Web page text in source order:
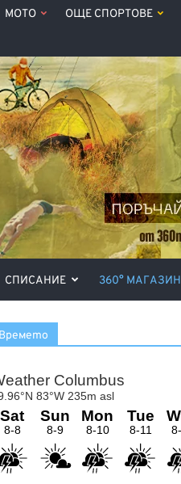
МОТО ОЩЕ СПОРТОВЕ
СПИСАНИЕ 360° МАГАЗИН